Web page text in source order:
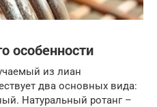
особенности
из лиан
два основных вида:
Натуральный ротанг –